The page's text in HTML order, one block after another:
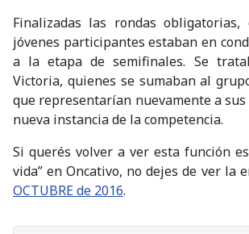
Finalizadas las rondas
jóvenes participantes estaban en
a la etapa de semifinales. Se
Victoria, quienes se sumaban al
que representarían nuevamente a
nueva instancia de la competencia.
Si querés volver a ver esta función
vida” en Oncativo, no dejes de ver la
OCTUBRE de 2016.